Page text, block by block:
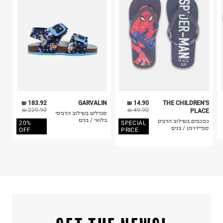
ח.פ. 516013059
183.92 ₪
229.90 ₪
20%
OFF
GARVALIN
סנדלים בשילוב הדפסי
בלואי / בנים
14.90 ₪
49.90 ₪
SPECIAL
PRICE
THE CHILDREN'S
PLACE
כפכפים בשילוב הדפס
ספיידרמן / בנים